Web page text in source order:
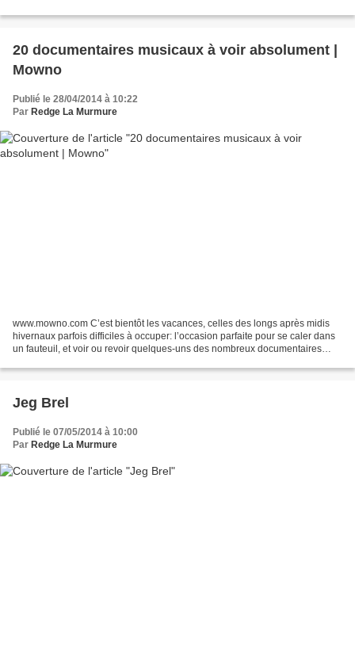
20 documentaires musicaux à voir absolument |
Mowno
Publié le 28/04/2014 à 10:22
Par Redge La Murmure
www.mowno.com C’est bientôt les vacances, celles des longs après midis
hivernaux parfois difficiles à occuper: l’occasion parfaite pour se caler dans
un fauteuil, et voir ou revoir quelques-uns des nombreux documentaires
Jeg Brel
Publié le 07/05/2014 à 10:00
Par Redge La Murmure